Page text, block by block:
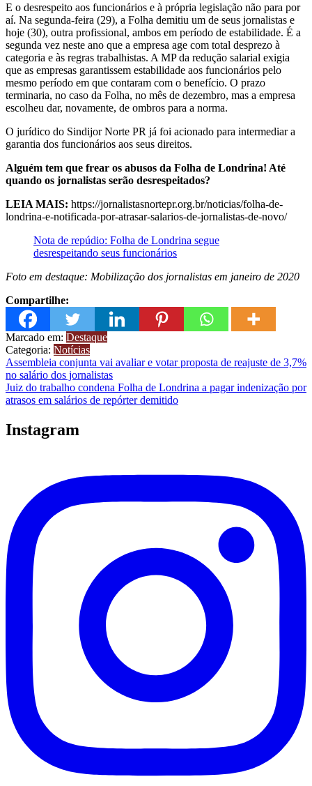
E o desrespeito aos funcionários e à própria legislação não para por
aí. Na segunda-feira (29), a Folha demitiu um de seus jornalistas e
hoje (30), outra profissional, ambos em período de estabilidade. É a
segunda vez neste ano que a empresa age com total desprezo à
categoria e às regras trabalhistas. A MP da redução salarial exigia
que as empresas garantissem estabilidade aos funcionários pelo
mesmo período em que contaram com o benefício. O prazo
terminaria, no caso da Folha, no mês de dezembro, mas a empresa
escolheu dar, novamente, de ombros para a norma.
O jurídico do Sindijor Norte PR já foi acionado para intermediar a
garantia dos funcionários aos seus direitos.
Alguém tem que frear os abusos da Folha de Londrina! Até
quando os jornalistas serão desrespeitados?
LEIA MAIS: https://jornalistasnortepr.org.br/noticias/folha-de-
londrina-e-notificada-por-atrasar-salarios-de-jornalistas-de-novo/
Nota de repúdio: Folha de Londrina segue
desrespeitando seus funcionários
Foto em destaque: Mobilização dos jornalistas em janeiro de 2020
Compartilhe:
Marcado em: Destaque
Categoria: Notícias
Navegação
de
Post
Assembleia conjunta vai avaliar e votar proposta de reajuste de 3,7%
no salário dos jornalistas
Juiz do trabalho condena Folha de Londrina a pagar indenização por
atrasos em salários de repórter demitido
Instagram